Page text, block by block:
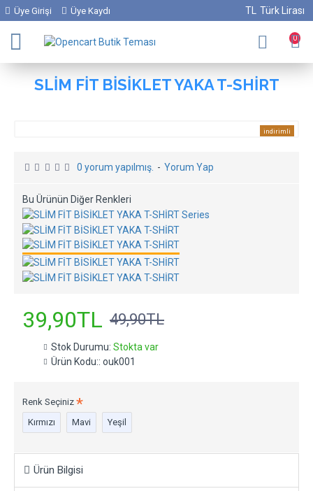
Üye Girişi Üye Kaydı TL Türk Lirası
0
SLİM FİT BİSİKLET YAKA T-SHİRT
indirimli
0 yorum yapılmış. - Yorum Yap
39,90TL 49,90TL
Stok Durumu: Stokta var
Ürün Kodu:: ouk001
Bu Ürünün Diğer Renkleri
Renk Seçiniz
Kırmızı
Mavi Yeşil
Ürün Bilgisi